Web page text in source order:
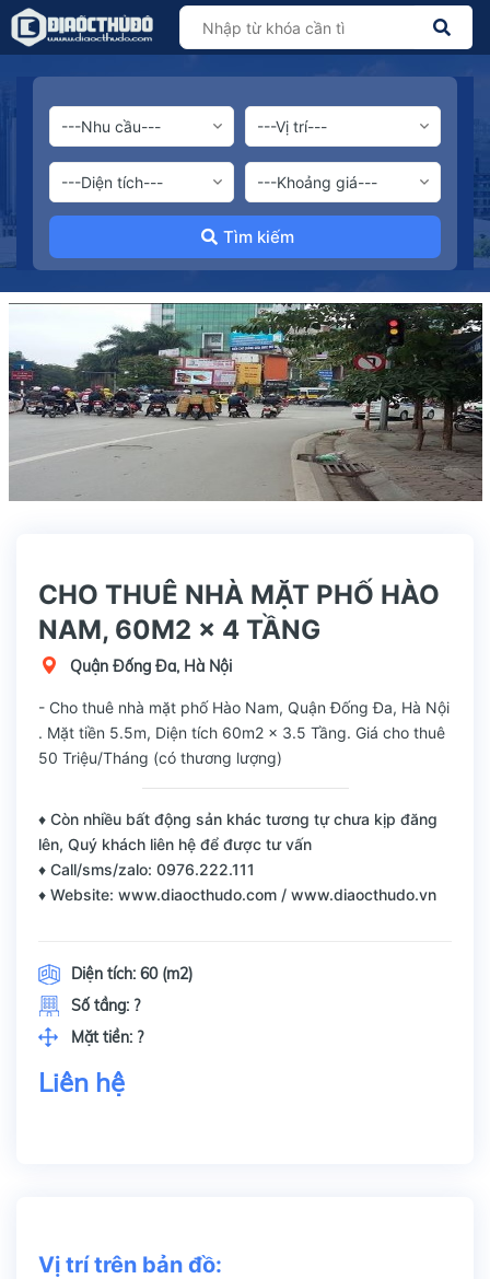
Tìm kiếm
CHO THUÊ NHÀ MẶT PHỐ HÀO
NAM, 60M2 x 4 TẦNG
Quận Đống Đa, Hà Nội
- Cho thuê nhà mặt phố Hào Nam, Quận Đống Đa, Hà Nội
. Mặt tiền 5.5m, Diện tích 60m2 x 3.5 Tầng. Giá cho thuê
50 Triệu/Tháng (có thương lượng)
♦ Còn nhiều bất động sản khác tương tự chưa kịp đăng
lên, Quý khách liên hệ để được tư vấn
♦ Call/sms/zalo: 0976.222.111
♦ Website: www.diaocthudo.com / www.diaocthudo.vn
Diện tích: 60 (m2)
Số tầng: ?
Mặt tiền: ?
Liên hệ
Vị trí trên bản đồ: